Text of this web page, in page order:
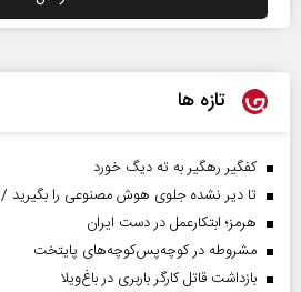
تازه ها
کفگیر رهگیر به ته دیگ خورد
تا دیر نشده جلوی هوش مصنوعی را بگیرید / AI به انسان مسلط می‌شود؟
هرمز؛ ابتکارعمل در دست ایران
مشروطه در کوچه‌پس‌کوچه‌های پایتخت
بازداشت قاتل کارگر باربری در باغ‌ویلا